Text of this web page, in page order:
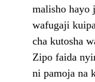
malisho hayo
wafugaji
cha kutosha
Zipo faida
ni pamoja na